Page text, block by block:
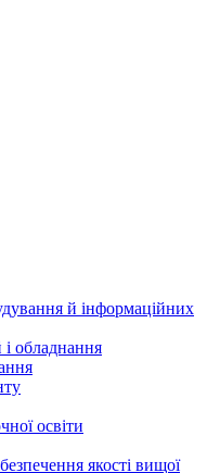
й інформаційних
і обладнання
освіти
якості вищої